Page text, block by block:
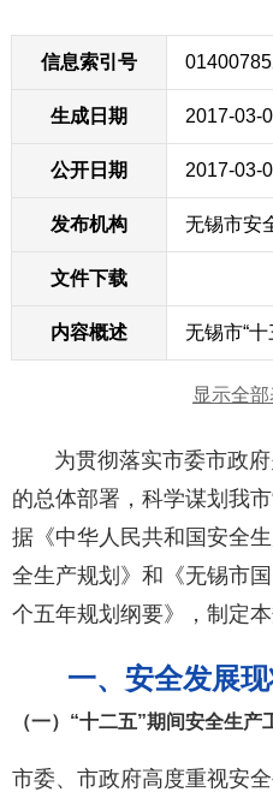
信息索引号
生成日期 2017-03-
公开日期 2017-03-
发布机构 无锡市安
文件下载
内容概述 无锡市“十
显示全
为贯彻落实市委市政府
的总体部署，科学谋划我
据《中华人民共和国安全
全生产规划》和《无锡市
个五年规划纲要》，制定本
一、安全发展
（一）“十二五”期间安全生产
市委、市政府高度重视安